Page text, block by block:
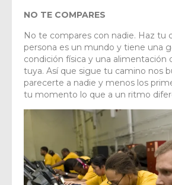
NO TE COMPARES
No te compares con nadie. Haz tu
persona es un mundo y tiene una
condición física y una alimentación
tuya. Así que sigue tu camino nos
parecerte a nadie y menos los
tu momento lo que a un ritmo